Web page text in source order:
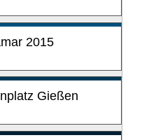
2015
Gießen